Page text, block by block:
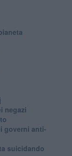
negazi
governi anti-
suicidando